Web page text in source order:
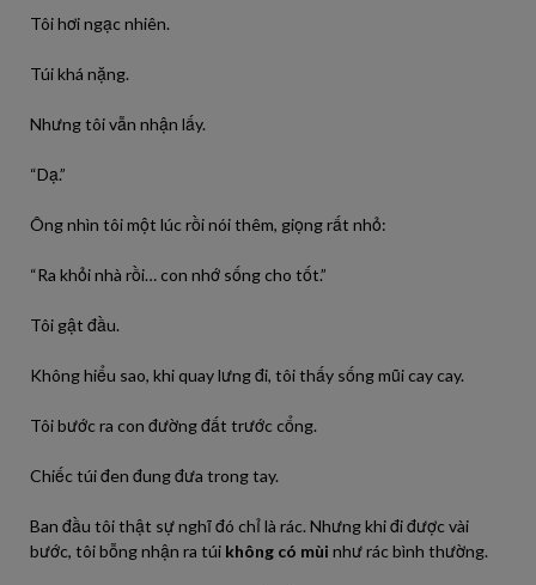
Tôi hơi ngạc nhiên.
Túi khá nặng.
Nhưng tôi vẫn nhận lấy.
“Dạ.”
Ông nhìn tôi một lúc rồi nói thêm, giọng rất nhỏ:
“Ra khỏi nhà rồi… con nhớ sống cho tốt.”
Tôi gật đầu.
Không hiểu sao, khi quay lưng đi, tôi thấy sống mũi cay cay.
Tôi bước ra con đường đất trước cổng.
Chiếc túi đen đung đưa trong tay.
Ban đầu tôi thật sự nghĩ đó chỉ là rác. Nhưng khi đi được vài
bước, tôi bỗng nhận ra túi không có mùi như rác bình thường.